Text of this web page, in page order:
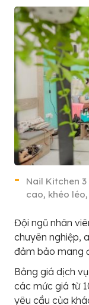
Nail Kitchen
cao, khéo
Đội ngũ nhân
chuyên nghiệp,
đảm bảo mang
Bảng giá dịch
các mức giá từ
yêu cầu của